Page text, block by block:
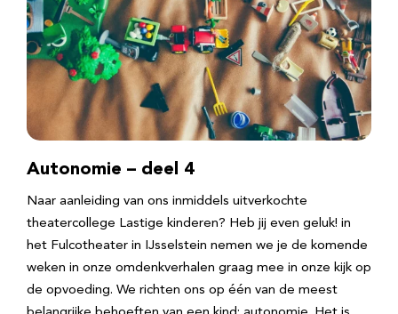
Autonomie – deel 4
Naar aanleiding van ons inmiddels uitverkochte
theatercollege Lastige kinderen? Heb jij even geluk! in
het Fulcotheater in IJsselstein nemen we je de komende
weken in onze omdenkverhalen graag mee in onze kijk op
de opvoeding. We richten ons op één van de meest